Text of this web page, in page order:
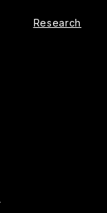
Research